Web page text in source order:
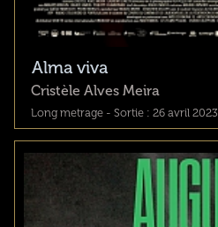
Alma viva
Cristèle Alves Meira
Long metrage - Sortie : 26 avril 2023